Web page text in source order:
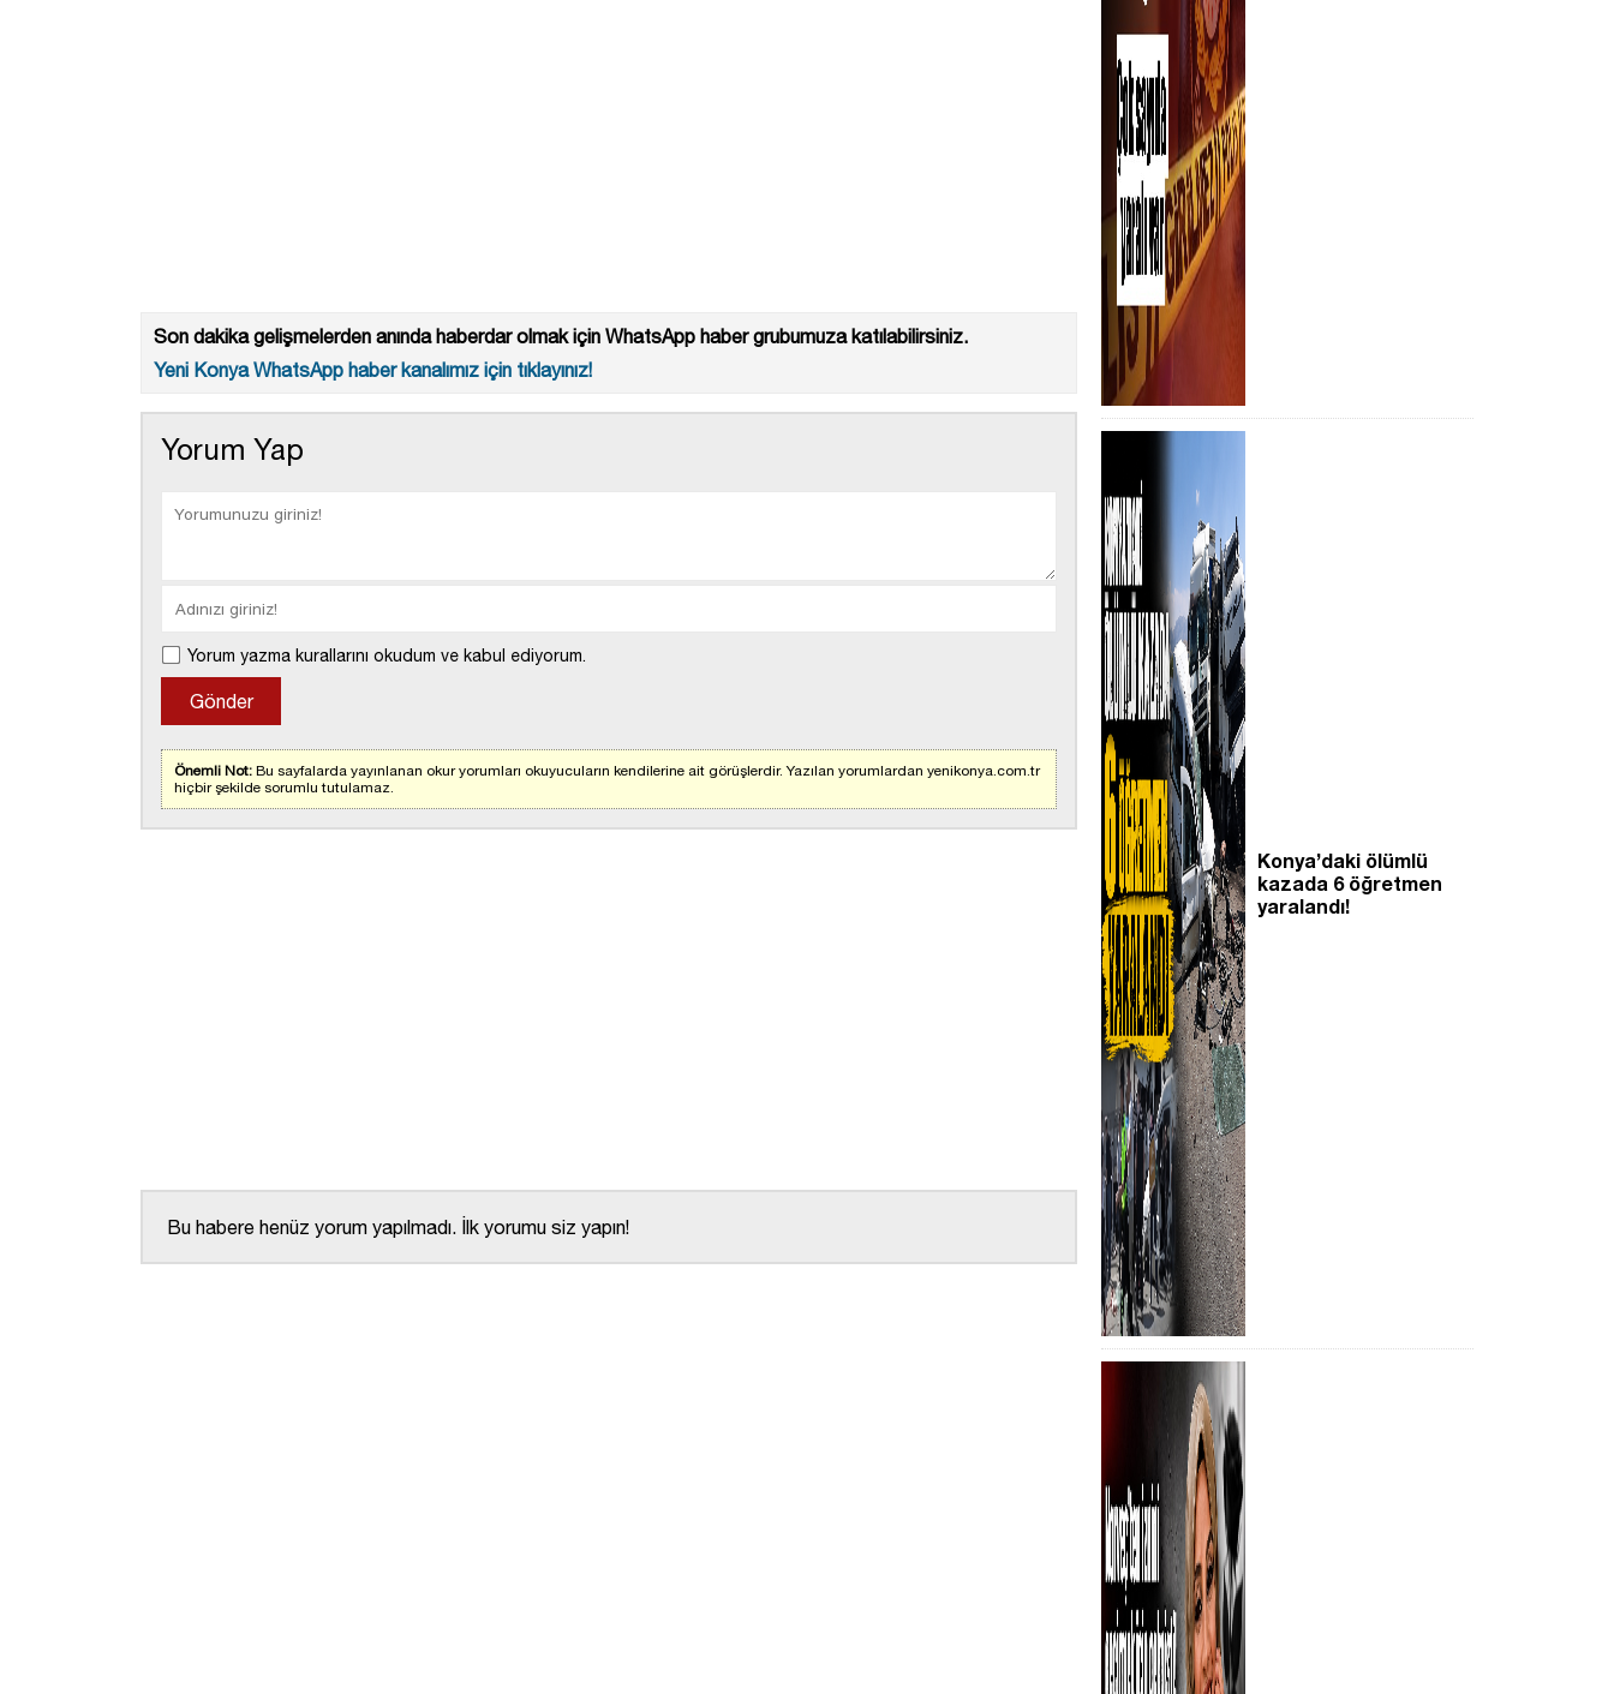
Son dakika gelişmelerden anında haberdar olmak için WhatsApp haber grubumuza katılabilirsiniz.
Yeni Konya WhatsApp haber kanalımız için tıklayınız!
Yorum Yap
Yorum yazma kurallarını okudum ve kabul ediyorum.
Önemli Not: Bu sayfalarda yayınlanan okur yorumları okuyucuların kendilerine ait görüşlerdir. Yazılan yorumlardan yenikonya.com.tr
hiçbir şekilde sorumlu tutulamaz.
Bu habere henüz yorum yapılmadı. İlk yorumu siz yapın!
Konya’daki ölümlü
kazada 6 öğretmen
yaralandı!